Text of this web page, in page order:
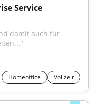
Service
damit auch für
Homeoffice Vollzeit